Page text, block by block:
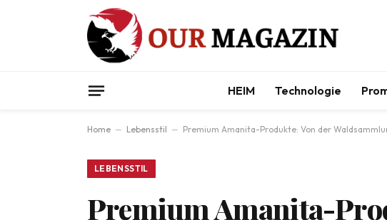
HEIM Technologie
Home – Lebensstil – Premium Amanita-Produkte: Von der
LEBENSSTIL
Premium Amanita-